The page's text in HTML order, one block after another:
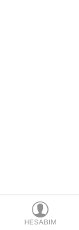
HESABIM